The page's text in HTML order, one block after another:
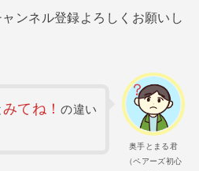
ンネル登録よろしくお願いし
奥手とまる君
（ペアーズ初心
みてね！の違い